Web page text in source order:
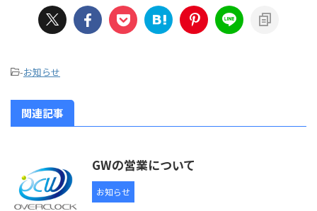
-お知らせ
関連記事
GWの営業について
お知らせ